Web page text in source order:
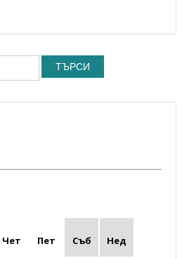
ТЪРСИ
Чет Пет Съб
Нед